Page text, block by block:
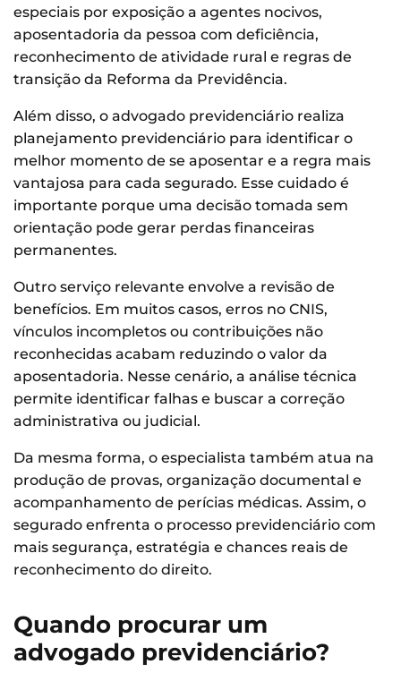
especiais por exposição a agentes nocivos,
aposentadoria da pessoa com deficiência,
reconhecimento de atividade rural e regras de
transição da Reforma da Previdência.
Além disso, o advogado previdenciário realiza
planejamento previdenciário para identificar o
melhor momento de se aposentar e a regra mais
vantajosa para cada segurado. Esse cuidado é
importante porque uma decisão tomada sem
orientação pode gerar perdas financeiras
permanentes.
Outro serviço relevante envolve a revisão de
benefícios. Em muitos casos, erros no CNIS,
vínculos incompletos ou contribuições não
reconhecidas acabam reduzindo o valor da
aposentadoria. Nesse cenário, a análise técnica
permite identificar falhas e buscar a correção
administrativa ou judicial.
Da mesma forma, o especialista também atua na
produção de provas, organização documental e
acompanhamento de perícias médicas. Assim, o
segurado enfrenta o processo previdenciário com
mais segurança, estratégia e chances reais de
reconhecimento do direito.
Quando procurar um
advogado previdenciário?